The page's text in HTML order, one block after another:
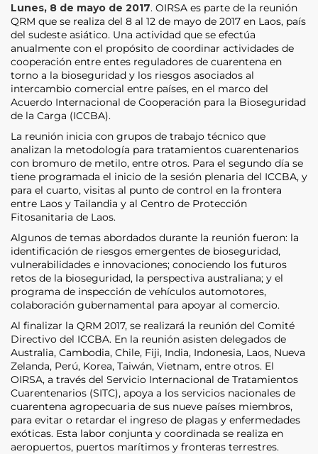
Lunes, 8 de mayo de 2017. OIRSA es parte de la reunión
QRM que se realiza del 8 al 12 de mayo de 2017 en Laos, país
del sudeste asiático. Una actividad que se efectúa
anualmente con el propósito de coordinar actividades de
cooperación entre entes reguladores de cuarentena en
torno a la bioseguridad y los riesgos asociados al
intercambio comercial entre países, en el marco del
Acuerdo Internacional de Cooperación para la Bioseguridad
de la Carga (ICCBA).
La reunión inicia con grupos de trabajo técnico que
analizan la metodología para tratamientos cuarentenarios
con bromuro de metilo, entre otros. Para el segundo día se
tiene programada el inicio de la sesión plenaria del ICCBA, y
para el cuarto, visitas al punto de control en la frontera
entre Laos y Tailandia y al Centro de Protección
Fitosanitaria de Laos.
Algunos de temas abordados durante la reunión fueron: la
identificación de riesgos emergentes de bioseguridad,
vulnerabilidades e innovaciones; conociendo los futuros
retos de la bioseguridad, la perspectiva australiana; y el
programa de inspección de vehículos automotores,
colaboración gubernamental para apoyar al comercio.
Al finalizar la QRM 2017, se realizará la reunión del Comité
Directivo del ICCBA. En la reunión asisten delegados de
Australia, Cambodia, Chile, Fiji, India, Indonesia, Laos, Nueva
Zelanda, Perú, Korea, Taiwán, Vietnam, entre otros. El
OIRSA, a través del Servicio Internacional de Tratamientos
Cuarentenarios (SITC), apoya a los servicios nacionales de
cuarentena agropecuaria de sus nueve países miembros,
para evitar o retardar el ingreso de plagas y enfermedades
exóticas. Esta labor conjunta y coordinada se realiza en
aeropuertos, puertos marítimos y fronteras terrestres.